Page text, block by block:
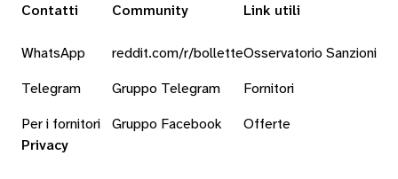
Contatti
WhatsApp
Telegram
Per i fornitori
Community
reddit.com/r/bollette
Gruppo Telegram
Gruppo Facebook
Link utili
Osservatorio Sanzioni
Fornitori
Offerte
Privacy